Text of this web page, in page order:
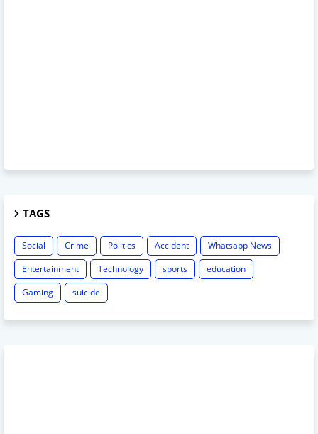
TAGS
Social Crime Politics Accident
Whatsapp News
Entertainment
Technology sports
education
Gaming
suicide